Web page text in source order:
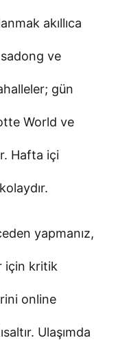
akıllıca
ve
gün
World ve
Hafta içi
yapmanız,
için kritik
online
Ulaşımda